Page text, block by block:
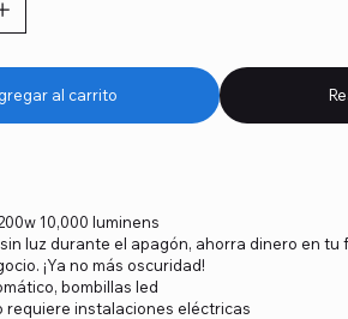
al carrito
10,000 luminens
luz durante el apagón, ahorra dinero en tu
¡Ya no más oscuridad!
bombillas led
requiere instalaciones eléctricas